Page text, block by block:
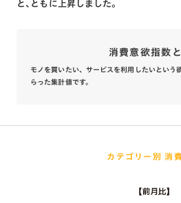
と､ともに上昇しました。
消費意欲指数
モノを買いたい、サービスを利用したいという
らった集計値です。
カテゴリー別 消